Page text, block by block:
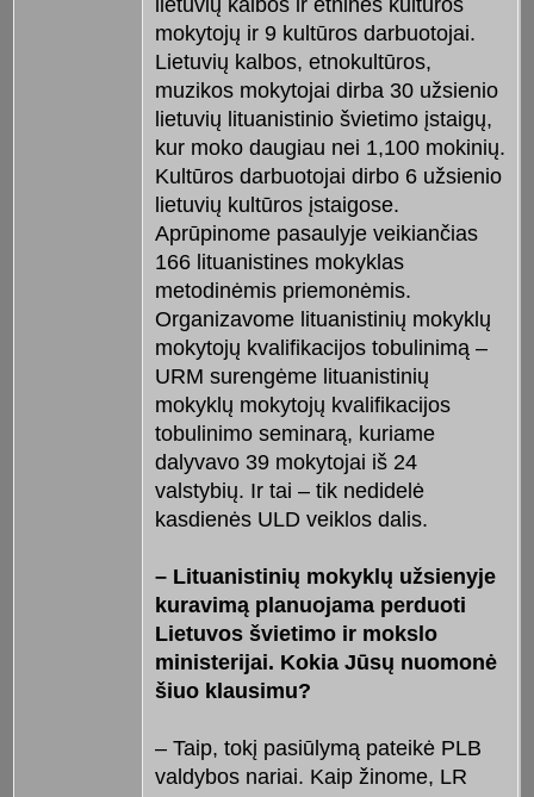
mokytojų ir 9 kultūros darbuotojai.
Lietuvių kalbos, etnokultūros,
muzikos mokytojai dirba 30 užsienio
lietuvių lituanistinio švietimo įstaigų,
kur moko daugiau nei 1,100 mokinių.
Kultūros darbuotojai dirbo 6 užsienio
lietuvių kultūros įstaigose.
Aprūpinome pasaulyje veikiančias
166 lituanistines mokyklas
metodinėmis priemonėmis.
Organizavome lituanistinių mokyklų
mokytojų kvalifikacijos tobulinimą –
URM surengėme lituanistinių
mokyklų mokytojų kvalifikacijos
tobulinimo seminarą, kuriame
dalyvavo 39 mokytojai iš 24
valstybių. Ir tai – tik nedidelė
kasdienės ULD veiklos dalis.
– Lituanistinių mokyklų užsienyje
kuravimą planuojama perduoti
Lietuvos švietimo ir mokslo
ministerijai. Kokia Jūsų nuomonė
šiuo klausimu?
– Taip, tokį pasiūlymą pateikė PLB
valdybos nariai. Kaip žinome, LR